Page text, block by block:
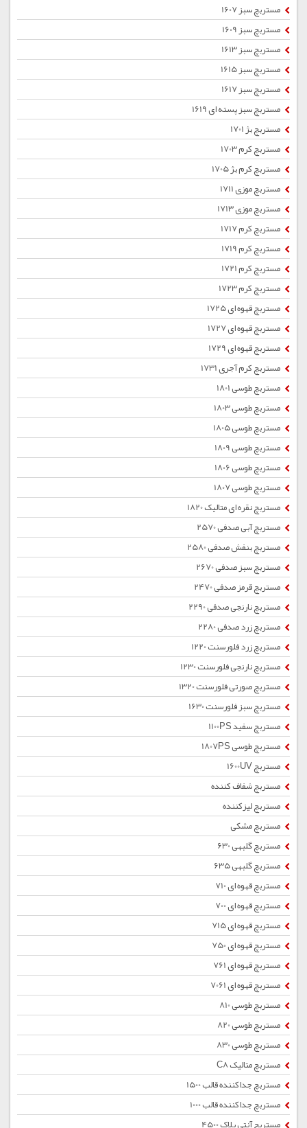
مستربچ سبز 1607
مستربچ سبز 1609
مستربچ سبز 1613
مستربچ سبز 1615
مستربچ سبز 1617
مستربچ سبز پسته ای 1619
مستربچ بژ 1701
مستربچ کرم 1703
مستربچ کرم بژ 1705
مستربچ موزی 1711
مستربچ موزی 1713
مستربچ کرم 1717
مستربچ کرم 1719
مستربچ کرم 1721
مستربچ کرم 1723
مستربچ قهوه ای 1725
مستربچ قهوه ای 1727
مستربچ قهوه ای 1729
مستربچ کرم آجری 1731
مستربچ طوسی 1801
مستربچ طوسی 1803
مستربچ طوسی 1805
مستربچ طوسی 1809
مستربچ طوسی 1806
مستربچ طوسی 1807
مستربچ نقره ای متالیک 1820
مستربچ آبی صدفی 2570
مستربچ بنفش صدفی 2580
مستربچ سبز صدفی 2670
مستربچ قرمز صدفی 2470
مستربچ نارنجی صدفی 2290
مستربچ زرد صدفی 2280
مستربچ زرد فلورسنت 1220
مستربچ نارنجی فلورسنت 1230
مستربچ صورتی فلورسنت 1320
مستربچ سبز فلورسنت 1630
مستربچ سفید 1100PS
مستربچ طوسی 1807PS
مستربچ 1600UV
مستربچ شفاف کننده
مستربچ لیزکننده
مستربچ مشکی
مستربچ گلبهی 630
مستربچ گلبهی 635
مستربچ قهوه ای 710
مستربچ قهوه ای 700
مستربچ قهوه ای 715
مستربچ قهوه ای 750
مستربچ قهوه ای 761
مستربچ قهوه ای 7061
مستربچ طوسی 810
مستربچ طوسی 820
مستربچ طوسی 830
مستربچ متالیک C8
مستربچ جداکننده قالب 1500
مستربچ جداکننده قالب 1000